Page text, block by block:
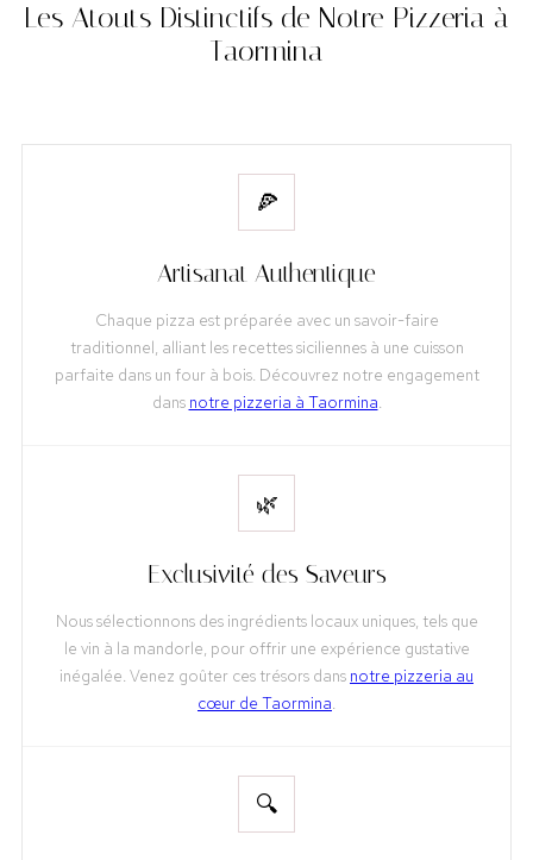
Les Atouts Distinctifs de Notre Pizzeria à
Taormina
🍕
Artisanat Authentique
Chaque pizza est préparée avec un savoir-faire
traditionnel, alliant les recettes siciliennes à une cuisson
parfaite dans un four à bois. Découvrez notre engagement
dans notre pizzeria à Taormina.
🌿
Exclusivité des Saveurs
Nous sélectionnons des ingrédients locaux uniques, tels que
le vin à la mandorle, pour offrir une expérience gustative
inégalée. Venez goûter ces trésors dans notre pizzeria au
cœur de Taormina.
🔍